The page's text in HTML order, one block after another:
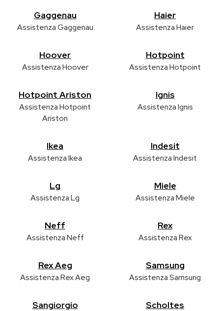
Gaggenau
Assistenza Gaggenau
Haier
Assistenza Haier
Hoover
Assistenza Hoover
Hotpoint
Assistenza Hotpoint
Hotpoint Ariston
Assistenza Hotpoint
Ariston
Ignis
Assistenza Ignis
Ikea
Assistenza Ikea
Indesit
Assistenza Indesit
Lg
Assistenza Lg
Miele
Assistenza Miele
Neff
Assistenza Neff
Rex
Assistenza Rex
Rex Aeg
Assistenza Rex Aeg
Samsung
Assistenza Samsung
Sangiorgio Scholtes